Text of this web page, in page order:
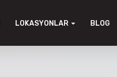
LOKASYONLAR BLOG